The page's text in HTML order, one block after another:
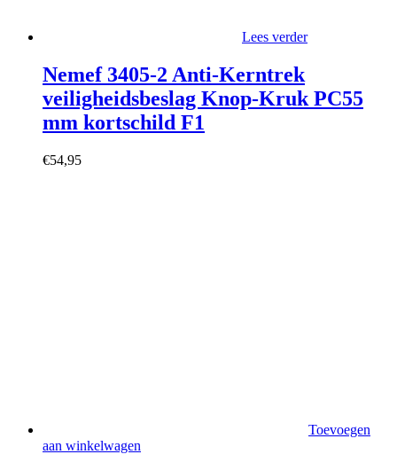
Lees verder
Nemef 3405-2 Anti-Kerntrek
veiligheidsbeslag Knop-Kruk PC55
mm kortschild F1
€54,95
Toevoegen
aan winkelwagen